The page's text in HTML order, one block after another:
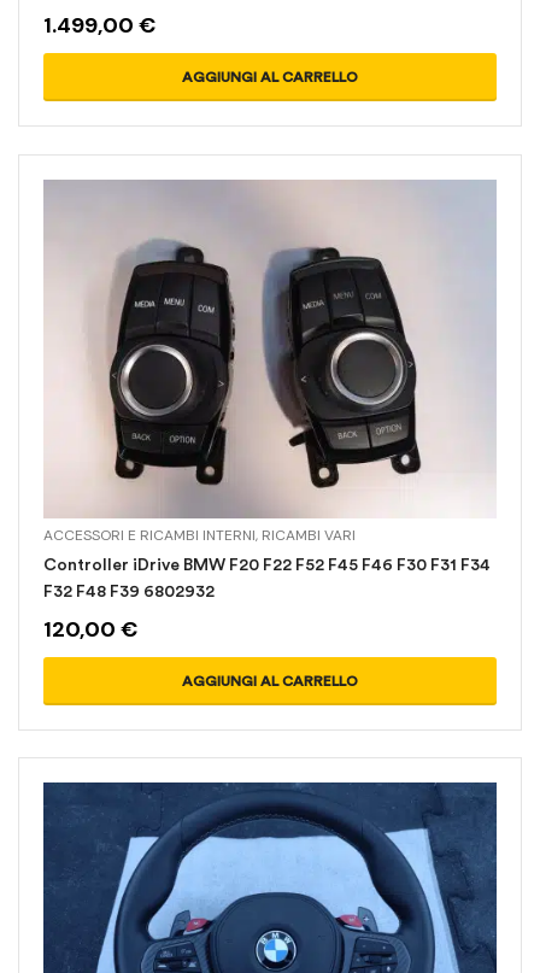
1.499,00 €
AGGIUNGI AL CARRELLO
ACCESSORI E RICAMBI INTERNI, RICAMBI VARI
Controller iDrive BMW F20 F22 F52 F45 F46 F30 F31 F34
F32 F48 F39 6802932
120,00 €
AGGIUNGI AL CARRELLO